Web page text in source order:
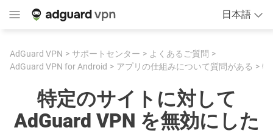
日本語
AdGuard VPN サポートセンター
よくあるご質問
AdGuard VPN for Android
アプリの仕組みについて質問がある
特定のサイトに対して
AdGuard VPN を無効にした